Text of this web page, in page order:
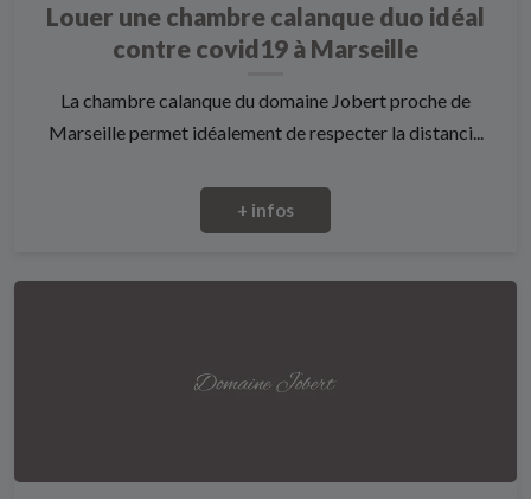
Louer une chambre calanque duo idéal
contre covid19 à Marseille
La chambre calanque du domaine Jobert proche de
Marseille permet idéalement de respecter la distanci...
+ infos